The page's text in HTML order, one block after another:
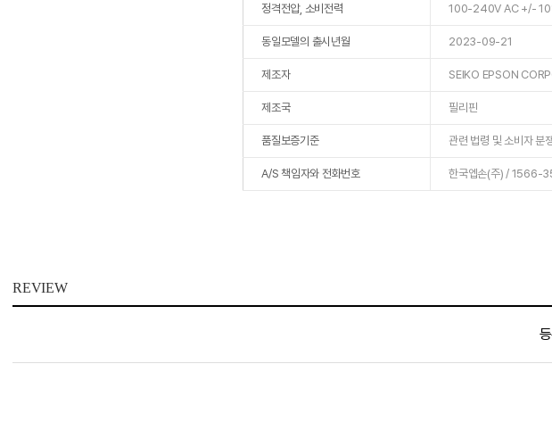
정격전압, 소비전력 100-240V AC +/-
동일모델의 출시년월 2023-09-21
제조자 SEIKO EPSON
제조국 필리핀
품질보증기준 관련 법령 및 소비자 분
A/S 책임자와 전화번호 한국엡손(주) / 1566-
REVIEW